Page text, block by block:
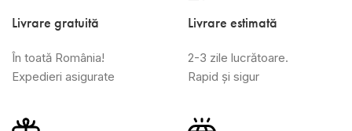
Livrare gratuită
În toată România!
Expedieri asigurate
Livrare estimată
2-3 zile lucrătoare.
Rapid și sigur